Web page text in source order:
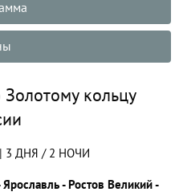
кольцу
3 ДНЯ / 2 НОЧИ
- Ростов Великий -